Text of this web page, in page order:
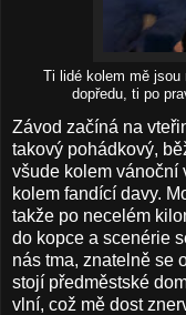
Ti lidé kolem mě
dopředu, ti po
Závod začíná na
takový pohádkový,
všude kolem vánoční
kolem fandící davy.
takže po necelém
do kopce a scenérie
nás tma, znatelně se
stojí předměstské
vlní, což mě dost